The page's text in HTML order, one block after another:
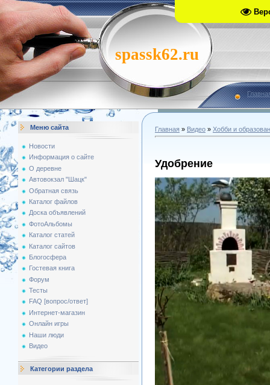
spassk62.ru
Меню сайта
Новости
Информация о сайте
О деревне
Автовокзал "Шацк"
Обратная связь
Каталог файлов
Доска объявлений
ФотоАльбомы
Каталог статей
Каталог сайтов
Блогосфера
Гостевая книга
Форум
Тесты
FAQ [вопрос/ответ]
Интернет-магазин
Онлайн игры
Наши люди
Видео
Категории раздела
Главная » Видео » Хобби и
Удобрение